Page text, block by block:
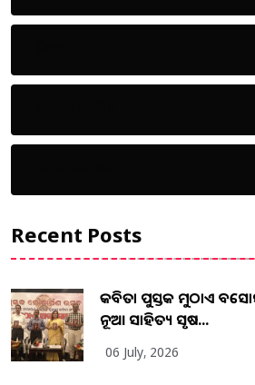
Recent Posts
କବିତା ପୁସ୍ତକ ମୁଠାଏ
ନୂଆ ସାହିତ୍ୟ ସୃଷ...
06 July, 2026